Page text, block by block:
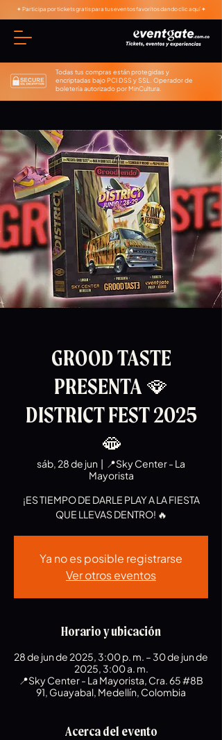
✦ Participa por tickets gratis para tus eventos favoritos dando clic aquí ✦
Todas tus compras están protegidas y
encriptadas bajo PCI DSS y SSL. Operador de
boletería autorizado por MinCultura.
GROOD TASTE
PRESENTA 🪭
DISTRICT FEST 2025
🫦
sáb, 28 de jun
  |
📍Sky Center - La
Mayorista
¡ES TIEMPO DE DARLE PLAY A LA FIESTA
Ya no es posible registrarse
Ver otros eventos
Horario y ubicación
28 de jun de 2025, 3:00 p. m. – 30 de jun de
2025, 3:00 a. m.
📍Sky Center - La Mayorista, Cra. 65 #8B
91, Guayabal, Medellín, Colombia
Acerca del evento